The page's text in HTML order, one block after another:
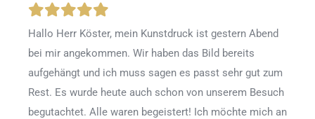
Hallo Herr Köster, mein Kunstdruck ist gestern Abend
bei mir angekommen. Wir haben das Bild bereits
aufgehängt und ich muss sagen es passt sehr gut zum
Rest. Es wurde heute auch schon von unserem Besuch
begutachtet. Alle waren begeistert! Ich möchte mich an